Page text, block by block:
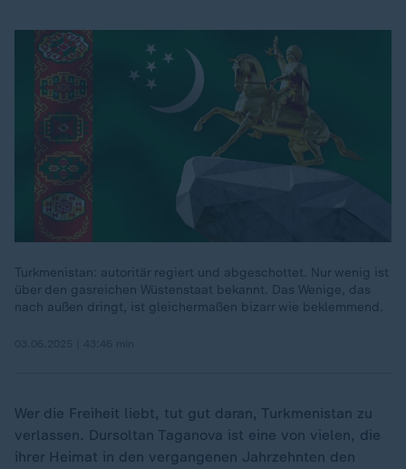
Turkmenistan: autoritär regiert und abgeschottet. Nur wenig ist
über den gasreichen Wüstenstaat bekannt. Das Wenige, das
nach außen dringt, ist gleichermaßen bizarr wie beklemmend.
Wer die Freiheit liebt, tut gut daran, Turkmenistan zu
verlassen. Dursoltan Taganova ist eine von vielen, die
ihrer Heimat in den vergangenen Jahrzehnten den